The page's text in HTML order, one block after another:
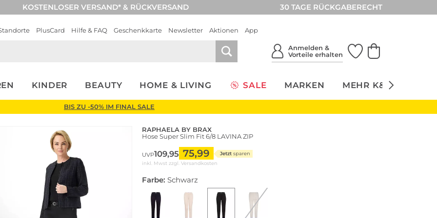
KOSTENLOSER VERSAND* & RÜCKVERSAND 30 TAGE RÜCKGABERECHT
PlusCard Hilfe & FAQ Geschenkkarte Newsletter Aktionen App
Anmelden &
Vorteile erhalten
KINDER BEAUTY HOME & LIVING SALE MARKEN MEHR K&Ö
BIS ZU -50% IM FINAL SALE
RAPHAELA BY BRAX
Hose Super Slim Fit 6/8 LAVINA ZIP
UVP109,95 75,99 Jetzt sparen
inkl. Mwst zzgl. Versandkosten
Farbe: Schwarz